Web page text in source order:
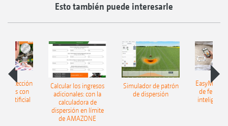
Esto también puede interesarle
detección
con
artificial
Calcular los ingresos
adicionales: con la
calculadora de
dispersión en límite
de AMAZONE
Simulador de patrón
de dispersión
EasyMatch:
de